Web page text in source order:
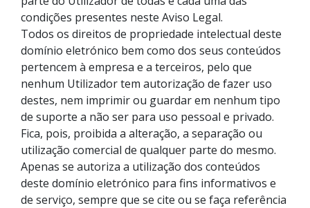
condições presentes neste Aviso Legal.
Todos os direitos de propriedade intelectual deste
domínio eletrónico bem como dos seus conteúdos
pertencem à empresa e a terceiros, pelo que
nenhum Utilizador tem autorização de fazer uso
destes, nem imprimir ou guardar em nenhum tipo
de suporte a não ser para uso pessoal e privado.
Fica, pois, proibida a alteração, a separação ou
utilização comercial de qualquer parte do mesmo.
Apenas se autoriza a utilização dos conteúdos
deste domínio eletrónico para fins informativos e
de serviço, sempre que se cite ou se faça referência